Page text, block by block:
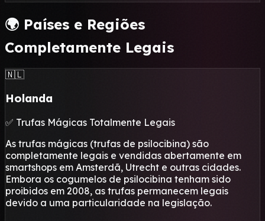
🌍 Países e Regiões
Completamente Legais
🇳🇱
Holanda
✅ Trufas Mágicas Totalmente Legais
As trufas mágicas (trufas de psilocibina) são
completamente legais e vendidas abertamente em
smartshops em Amsterdã, Utrecht e outras cidades.
Embora os cogumelos de psilocibina tenham sido
proibidos em 2008, as trufas permanecem legais
devido a uma particularidade na legislação.